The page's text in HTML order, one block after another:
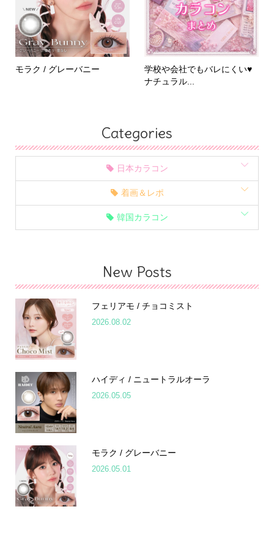
モラク / グレーバニー
学校や会社でもバレにくい♥
ナチュラル...
Categories
日本カラコン
着画＆レポ
韓国カラコン
New Posts
フェリアモ / チョコミスト
2026.08.02
ハイディ / ニュートラルオーラ
2026.05.05
モラク / グレーバニー
2026.05.01